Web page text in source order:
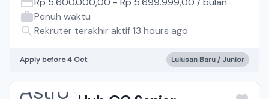
Penuh waktu
Rekruter terakhir aktif 13 hours ago
Apply before 4 Oct Lulusan Baru / Junior